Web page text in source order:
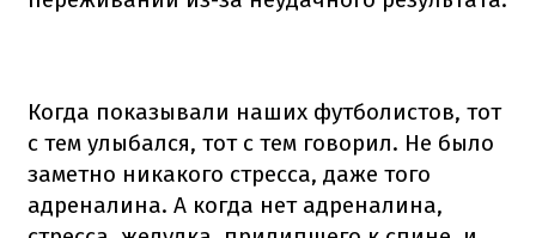
Когда показывали наших футболистов, тот
с тем улыбался, тот с тем говорил. Не было
заметно никакого стресса, даже того
адреналина. А когда нет адреналина,